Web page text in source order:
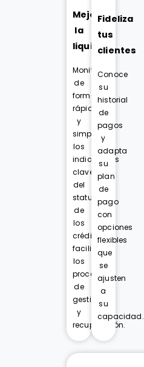
Mejora
la
liquidez
Monitorea
de
forma
rápida
y
simple
los
indicadores
claves
del
status
de
los
créditos,
facilitando
los
procesos
de
gestión
y
recuperación.
Fideliza
tus
clientes
Conoce
su
historial
de
pagos
y
adapta
su
plan
de
pago
con
opciones
flexibles
que
se
ajusten
a
su
capacidad.